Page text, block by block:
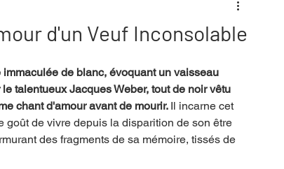
d'un Veuf Inconsolable
de blanc, évoquant un vaisseau
talentueux Jacques Weber, tout de noir vêtu
chant d'amour avant de mourir. Il incarne cet
goût de vivre depuis la disparition de son être
des fragments de sa mémoire, tissés de